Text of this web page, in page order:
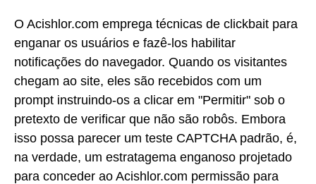
O Acishlor.com emprega técnicas de clickbait para
enganar os usuários e fazê-los habilitar
notificações do navegador. Quando os visitantes
chegam ao site, eles são recebidos com um
prompt instruindo-os a clicar em "Permitir" sob o
pretexto de verificar que não são robôs. Embora
isso possa parecer um teste CAPTCHA padrão, é,
na verdade, um estratagema enganoso projetado
para conceder ao Acishlor.com permissão para